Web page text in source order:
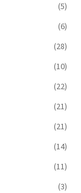
(5)
(6)
(28)
(10)
(22)
(21)
(21)
(14)
(11)
(3)